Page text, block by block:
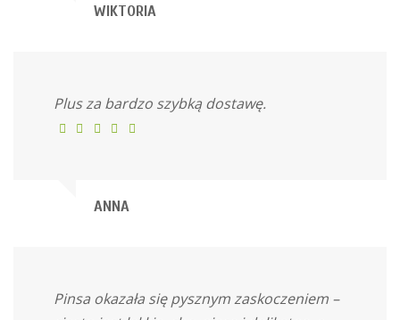
WIKTORIA
Plus za bardzo szybką dostawę.
ANNA
Pinsa okazała się pysznym zaskoczeniem –